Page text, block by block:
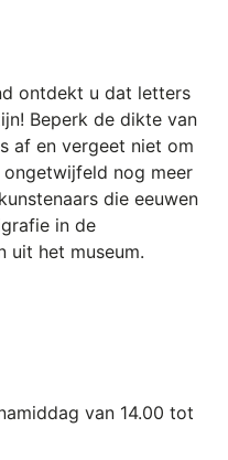
ontdekt u dat letters
Beperk de dikte van
af en vergeet niet om
nog meer
die eeuwen
in de
uit het museum.
van 14.00 tot